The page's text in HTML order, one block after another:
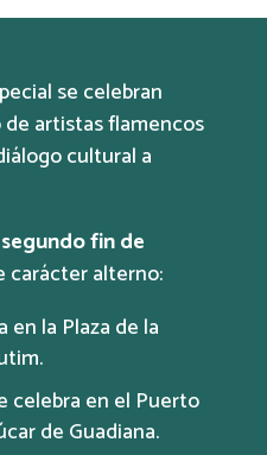
se celebran
artistas flamencos
cultural a
segundo fin de
alterno:
en la Plaza de la
celebra en el Puerto
de Guadiana.